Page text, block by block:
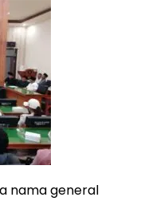
nama general